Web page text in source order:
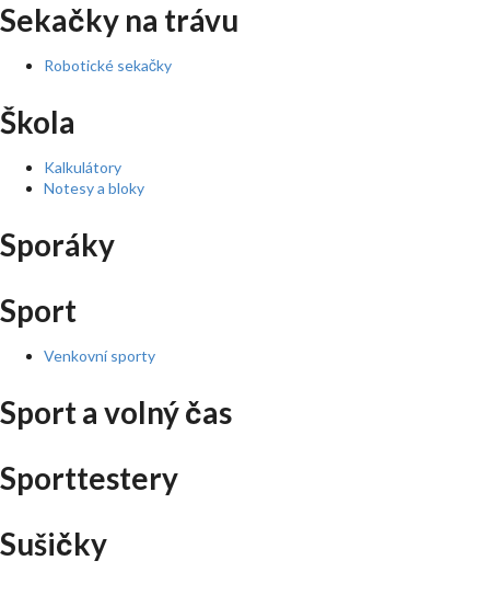
Sekačky na trávu
Robotické sekačky
Škola
Kalkulátory
Notesy a bloky
Sporáky
Sport
Venkovní sporty
Sport a volný čas
Sporttestery
Sušičky